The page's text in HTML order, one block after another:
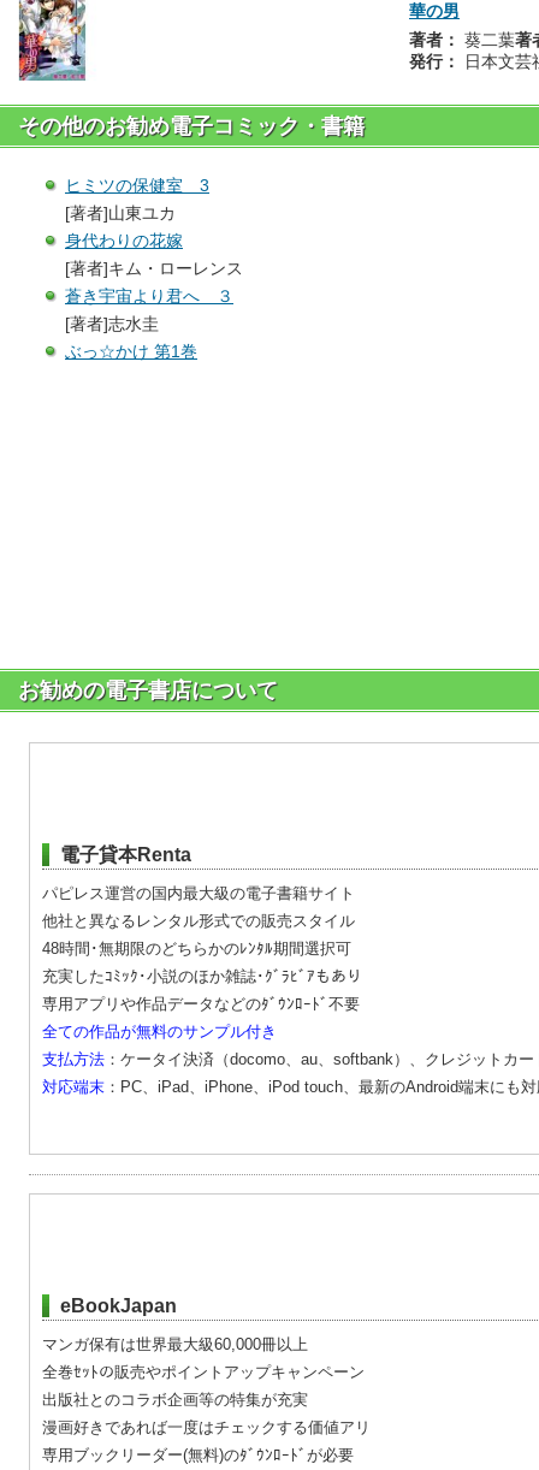
華の男
著者： 葵二葉著
発行：
日本文芸
その他のお勧め電子コミック・書籍
ヒミツの保健室 3
[著者]山東ユカ
身代わりの花嫁
[著者]キム・ローレンス
蒼き宇宙より君へ ３
[著者]志水圭
ぶっ☆かけ 第1巻
お勧めの電子書店について
電子貸本Renta
パピレス運営の国内最大級の電子書籍サイト
他社と異なるレンタル形式での販売スタイル
48時間･無期限のどちらかのﾚﾝﾀﾙ期間選択可
充実したｺﾐｯｸ･小説のほか雑誌･ｸﾞﾗﾋﾞｱもあり
専用アプリや作品データなどのﾀﾞｳﾝﾛｰﾄﾞ不要
全ての作品が無料のサンプル付き
支払方法 ：ケータイ決済（docomo、au、softbank）、クレジットカ
対応端末 ：PC、iPad、iPhone、iPod touch、最新のAndroid端末にも
eBookJapan
マンガ保有は世界最大級60,000冊以上
全巻ｾｯﾄの販売やポイントアップキャンペーン
出版社とのコラボ企画等の特集が充実
漫画好きであれば一度はチェックする価値アリ
専用ブックリーダー(無料)のﾀﾞｳﾝﾛｰﾄﾞが必要